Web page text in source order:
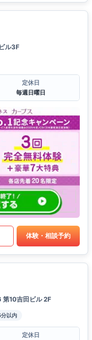
ル3F
定休日
毎週日曜日
体験・相談予約
第10吉田ビル 2F
以内
定休日